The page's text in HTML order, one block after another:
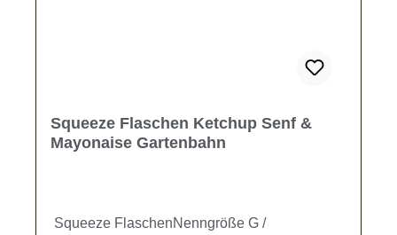
Squeeze Flaschen Ketchup Senf &
Mayonaise Gartenbahn
Squeeze FlaschenNenngröße G /